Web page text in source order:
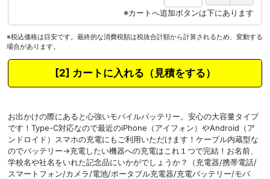
※税込価格は目安です。最終的な消費税額は税抜合計額から計算されるため、変動する
場合があります。
カートに入れる
お出かけの際にあると心強いモバイルバッテリー。安心の大容量タイプ
です！Type-C対応なので最近のiPhone（アイフォン）やAndroid（ア
ンドロイド）スマホの充電にもご利用いただけます！ケーブル内蔵型な
のでバッテリー→充電したい機器への充電はこれ１つで完結！お名前、
学校名や社名をいれた記念品にいかがでしょうか？（充電器/携帯電話/
スマートフォン/カメラ/電池/ポータブル充電器/充電バッテリー/モバ